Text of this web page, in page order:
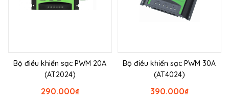
Bộ điều khiển sạc PWM 20A
(AT2024)
₫
290.000
Bộ điều khiển sạc PWM 30A
(AT4024)
₫
390.000